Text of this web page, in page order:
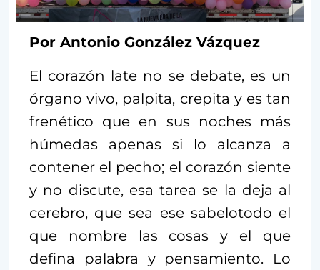
Por Antonio González Vázquez
El corazón late no se debate, es un
órgano vivo, palpita, crepita y es tan
frenético que en sus noches más
húmedas apenas si lo alcanza a
contener el pecho; el corazón siente
y no discute, esa tarea se la deja al
cerebro, que sea ese sabelotodo el
que nombre las cosas y el que
defina palabra y pensamiento. Lo